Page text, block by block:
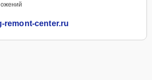
remont-center.ru